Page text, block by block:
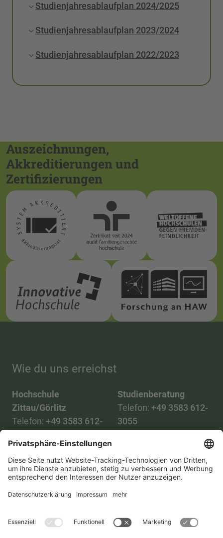
Studienjahresablaufplan 2024/2025
Studienjahresablaufplan 2023/2024
Studienjahresablaufplan 2022/2023
Auszeichnungen,
Akkreditierungen und
Zertifizierungen
Wie du uns erreichst
Hochschule
Zittau/Görlitz
Telefon: +49 3583 612-
Mail:info(at)hszg.de
Studienberatung
Telefon: +49 3583 612-
3055
Mail:
stud.info(at)hszg.de
TransparenzgesetzKontakt Lageplan